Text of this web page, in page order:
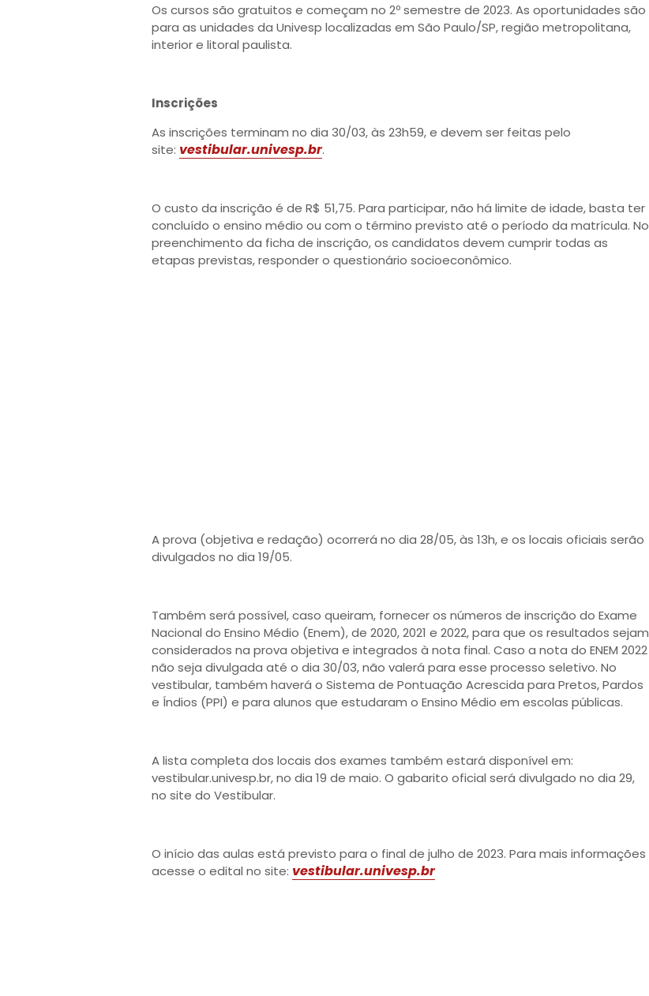
Os cursos são gratuitos e começam no 2º semestre de 2023. As oportunidades são
para as unidades da Univesp localizadas em São Paulo/SP, região metropolitana,
interior e litoral paulista.
Inscrições
As inscrições terminam no dia 30/03, às 23h59, e devem ser feitas pelo
site: vestibular.univesp.br.
O custo da inscrição é de R$ 51,75. Para participar, não há limite de idade, basta ter
concluído o ensino médio ou com o término previsto até o período da matrícula. No
preenchimento da ficha de inscrição, os candidatos devem cumprir todas as
etapas previstas, responder o questionário socioeconômico.
A prova (objetiva e redação) ocorrerá no dia 28/05, às 13h, e os locais oficiais serão
divulgados no dia 19/05.
Também será possível, caso queiram, fornecer os números de inscrição do Exame
Nacional do Ensino Médio (Enem), de 2020, 2021 e 2022, para que os resultados sejam
considerados na prova objetiva e integrados à nota final. Caso a nota do ENEM 2022
não seja divulgada até o dia 30/03, não valerá para esse processo seletivo. No
vestibular, também haverá o Sistema de Pontuação Acrescida para Pretos, Pardos
e Índios (PPI) e para alunos que estudaram o Ensino Médio em escolas públicas.
A lista completa dos locais dos exames também estará disponível em:
vestibular.univesp.br, no dia 19 de maio. O gabarito oficial será divulgado no dia 29,
no site do Vestibular.
O início das aulas está previsto para o final de julho de 2023. Para mais informações
acesse o edital no site: vestibular.univesp.br